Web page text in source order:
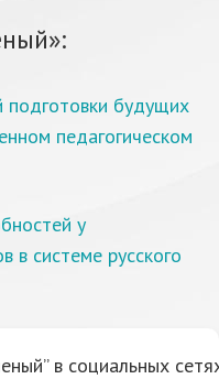
подготовки будущих
педагогическом
у
системе русского
в социальных